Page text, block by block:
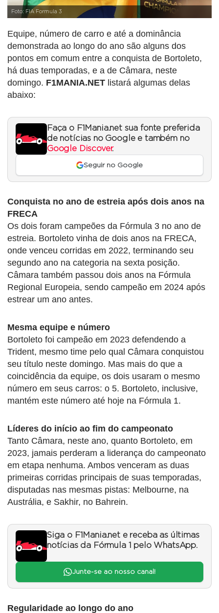
Foto: FIA Formula 3
Equipe, número de carro e até a dominância
demonstrada ao longo do ano são alguns dos
pontos em comum entre a conquista de Bortoleto,
há duas temporadas, e a de Câmara, neste
domingo. F1MANIA.NET listará algumas delas
abaixo:
Faça o F1Mania.net sua fonte preferida
de notícias no Google e também no
Google Discover.
Seguir no Google
Conquista no ano de estreia após dois anos na
FRECA
Os dois foram campeões da Fórmula 3 no ano de
estreia. Bortoleto vinha de dois anos na FRECA,
onde venceu corridas em 2022, terminando seu
segundo ano na categoria na sexta posição.
Câmara também passou dois anos na Fórmula
Regional Europeia, sendo campeão em 2024 após
estrear um ano antes.
Mesma equipe e número
Bortoleto foi campeão em 2023 defendendo a
Trident, mesmo time pelo qual Câmara conquistou
seu título neste domingo. Mas mais do que a
coincidência da equipe, os dois usaram o mesmo
número em seus carros: o 5. Bortoleto, inclusive,
mantém este número até hoje na Fórmula 1.
Líderes do início ao fim do campeonato
Tanto Câmara, neste ano, quanto Bortoleto, em
2023, jamais perderam a liderança do campeonato
em etapa nenhuma. Ambos venceram as duas
primeiras corridas principais de suas temporadas,
disputadas nas mesmas pistas: Melbourne, na
Austrália, e Sakhir, no Bahrein.
Siga o F1Mania.net e receba as últimas
notícias da Fórmula 1 pelo WhatsApp.
Junte-se ao nosso canal!
Regularidade ao longo do ano